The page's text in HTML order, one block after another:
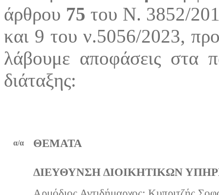
άρθρου 75 του Ν. 3852/
και 9 του ν.5056/2023,
λάβουμε αποφάσεις στα
διάταξης:
α/α ΘΕΜΑΤΑ
ΔΙΕΥΘΥΝΣΗ ΔΙΟΙΚΗΤΙΚΩΝ